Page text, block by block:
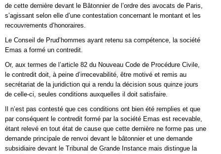
de cette dernière devant le Bâtonnier de l’ordre des avocats de Paris,
s’agissant selon elle d’une contestation concernant le montant et les
recouvrements d’honoraires.
Le Conseil de Prud’hommes ayant retenu sa compétence, la société
Emas a formé un contredit.
Or, aux termes de l’article 82 du Nouveau Code de Procédure Civile,
le contredit doit, à peine d’irrecevabilité, être motivé et remis au
secrétariat de la juridiction qui a rendu la décision sous quinze jours
de celle-ci, seules conditions auxquelles il doit satisfaire.
Il n’est pas contesté que ces conditions ont bien été remplies et que
par conséquent le contredit formé par la société Emas est recevable,
étant relevé en tout état de cause que cette dernière ne forme pas une
demande principale de renvoi devant le bâtonnier et une demande
subsidiaire devant le Tribunal de Grande Instance mais distingue la